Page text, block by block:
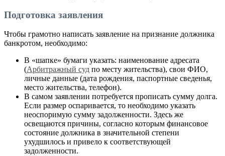
Подготовка заявления
Чтобы грамотно написать заявление на признание должника
банкротом, необходимо:
В «шапке» бумаги указать: наименование адресата
(Арбитражный суд по месту жительства), свои ФИО,
личные данные (дата рождения, паспортные сведенья,
место жительства, телефон).
В самом заявлении потребуется прописать сумму долга.
Если размер оспаривается, то необходимо указать
неоспоримую сумму задолженности. Здесь же
освещаются причины, согласно которым финансовое
состояние должника в значительной степени
ухудшилось и привело к соответствующей
задолженности.